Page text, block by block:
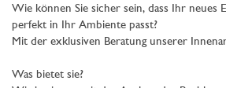
Wie können Sie sicher sein, dass Ihr neues
perfekt in Ihr Ambiente passt?
Mit der exklusiven Beratung unserer
Was bietet sie?